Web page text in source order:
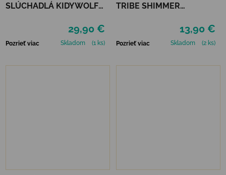
SLÚCHADLÁ KIDYWOLF
29,90 €
Pozrieť viac Skladom (1 ks)
TRIBE SHIMMER
13,90 €
Pozrieť viac Skladom (2 ks)